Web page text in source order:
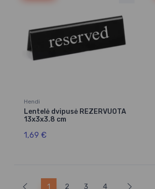
Hendi
Lentelė dvipusė REZERVUOTA
13x3x3.8 cm
1,69 €
1 2 3 4